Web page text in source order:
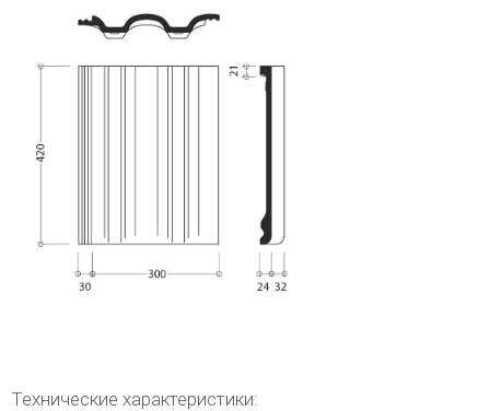
Технические характеристики: